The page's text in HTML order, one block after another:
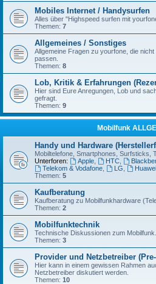
Mobiles Internet / Handysurfen
Alles über "Highspeed surfen mit
Themen: 7
Allgemeines / Sonstiges
Allgemeine Fragen zu yourfone, die
passen.
Themen: 8
Lob, Kritik & Erfahrungen
Hier sind Eure Anregungen, Lob und
gefragt.
Themen: 9
Mobilfunk
Handy und Hardware
Mobiltelefone, Smartphones, Surfsticks,
Unterforen:
Apple, HTC,
Telekom & Vodafone, LG Huawei
Themen: 5
Kaufberatung
Kaufberatung zu Mobilfunkhardware
Themen: 2
Mobilfunktechnik
Technische Diskussionen zum Mobilfunk.
Themen: 3
Provider und Netzbetreiber
Hier kann in einem gewissen Rahmen
Netzbetreiber diskutiert werden.
Themen: 10